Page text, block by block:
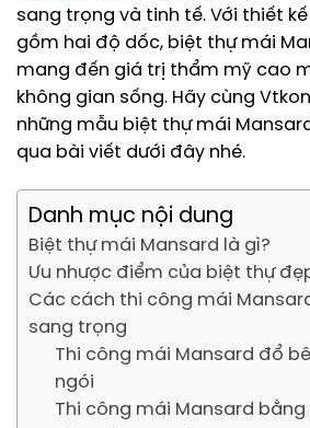
sang trọng và tinh tế. Với thiết
gồm hai độ dốc, biệt thự mái
mang đến giá trị thẩm mỹ cao
không gian sống. Hãy cùng
những mẫu biệt thự mái
qua bài viết dưới đây nhé.
Danh mục nội dung
Biệt thự mái Mansard là gì?
Ưu nhược điểm của biệt thự
Các cách thi công mái
sang trọng
Thi công mái Mansard đổ
ngói
Thi công mái Mansard